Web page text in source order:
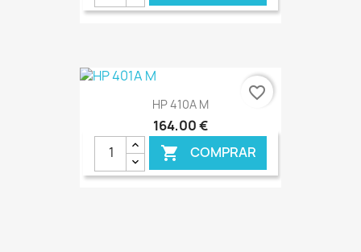
€ ONLINE
HP 410A M
164,00 €
 COMPRAR
favorite_border